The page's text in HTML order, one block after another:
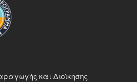
και Διοίκησης